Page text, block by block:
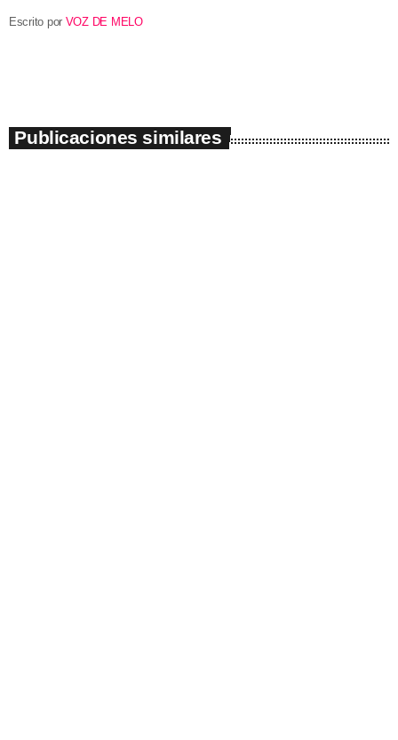
Escrito por VOZ DE MELO
Publicaciones similares